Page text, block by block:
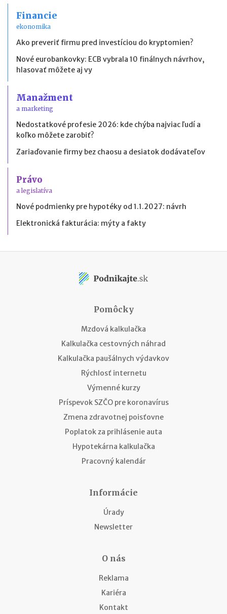
Financie
ekonomika
Ako preveriť firmu pred investíciou do kryptomien?
Nové eurobankovky: ECB vybrala 10 finálnych návrhov,
hlasovať môžete aj vy
Manažment
a marketing
Nedostatkové profesie 2026: kde chýba najviac ľudí a
koľko môžete zarobiť?
Zariaďovanie firmy bez chaosu a desiatok dodávateľov
Právo
a legislatíva
Nové podmienky pre hypotéky od 1.1.2027: návrh
Elektronická fakturácia: mýty a fakty
Pomôcky
Mzdová kalkulačka
Kalkulačka cestovných náhrad
Kalkulačka paušálnych výdavkov
Rýchlosť internetu
Výmenné kurzy
Príspevok SZČO pre koronavírus
Zmena zdravotnej poisťovne
Poplatok za prihlásenie auta
Hypotekárna kalkulačka
Pracovný kalendár
Informácie
Úrady
Newsletter
O nás
Reklama
Kariéra
Kontakt